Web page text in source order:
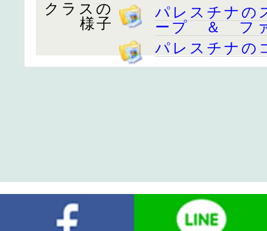
クラスの
様子
パレスチナの
ープ ＆ フ
パレスチナの